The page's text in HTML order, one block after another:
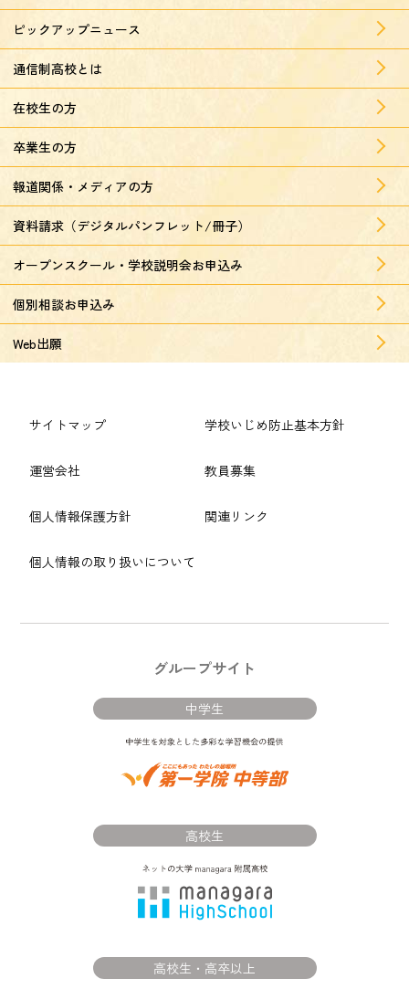
ピックアップニュース
通信制高校とは
在校生の方
卒業生の方
報道関係・メディアの方
資料請求（デジタルパンフレット/冊子）
オープンスクール・学校説明会お申込み
個別相談お申込み
Web出願
サイトマップ
運営会社
個人情報保護方針
個人情報の取り扱いについて
学校いじめ防止基本方針
教員募集
関連リンク
グループサイト
中学生
高校生
高校生・高卒以上